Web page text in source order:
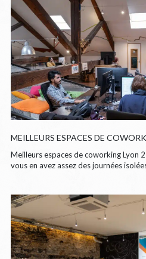
MEILLEURS ESPACES DE
Meilleurs espaces de coworking Lyon
vous en avez assez des journées